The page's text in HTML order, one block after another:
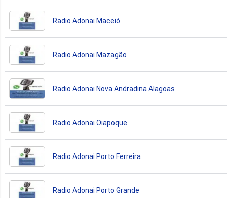
Radio Adonai Maceió
Radio Adonai Mazagão
Radio Adonai Nova Andradina Alagoas
Radio Adonai Oiapoque
Radio Adonai Porto Ferreira
Radio Adonai Porto Grande